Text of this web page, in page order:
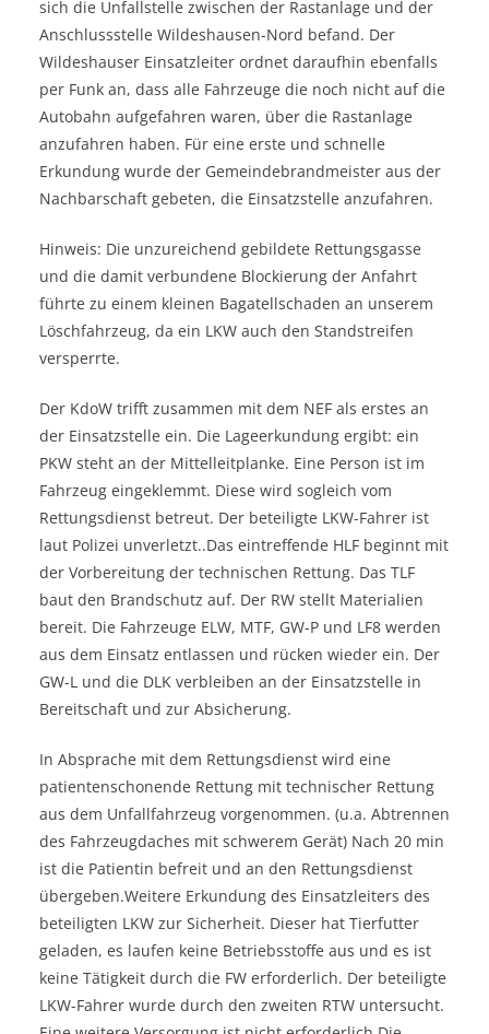
sich die Unfallstelle zwischen der Rastanlage und der
Anschlussstelle Wildeshausen-Nord befand. Der
Wildeshauser Einsatzleiter ordnet daraufhin ebenfalls
per Funk an, dass alle Fahrzeuge die noch nicht auf die
Autobahn aufgefahren waren, über die Rastanlage
anzufahren haben. Für eine erste und schnelle
Erkundung wurde der Gemeindebrandmeister aus der
Nachbarschaft gebeten, die Einsatzstelle anzufahren.
Hinweis: Die unzureichend gebildete Rettungsgasse
und die damit verbundene Blockierung der Anfahrt
führte zu einem kleinen Bagatellschaden an unserem
Löschfahrzeug, da ein LKW auch den Standstreifen
versperrte.
Der KdoW trifft zusammen mit dem NEF als erstes an
der Einsatzstelle ein. Die Lageerkundung ergibt: ein
PKW steht an der Mittelleitplanke. Eine Person ist im
Fahrzeug eingeklemmt. Diese wird sogleich vom
Rettungsdienst betreut. Der beteiligte LKW-Fahrer ist
laut Polizei unverletzt..Das eintreffende HLF beginnt mit
der Vorbereitung der technischen Rettung. Das TLF
baut den Brandschutz auf. Der RW stellt Materialien
bereit. Die Fahrzeuge ELW, MTF, GW-P und LF8 werden
aus dem Einsatz entlassen und rücken wieder ein. Der
GW-L und die DLK verbleiben an der Einsatzstelle in
Bereitschaft und zur Absicherung.
In Absprache mit dem Rettungsdienst wird eine
patientenschonende Rettung mit technischer Rettung
aus dem Unfallfahrzeug vorgenommen. (u.a. Abtrennen
des Fahrzeugdaches mit schwerem Gerät) Nach 20 min
ist die Patientin befreit und an den Rettungsdienst
übergeben.Weitere Erkundung des Einsatzleiters des
beteiligten LKW zur Sicherheit. Dieser hat Tierfutter
geladen, es laufen keine Betriebsstoffe aus und es ist
keine Tätigkeit durch die FW erforderlich. Der beteiligte
LKW-Fahrer wurde durch den zweiten RTW untersucht.